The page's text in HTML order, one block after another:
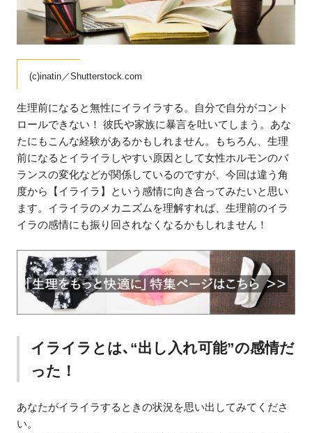
(c)inatin／Shutterstock.com
生理前になると無性にイライラする。自分で自分がコント
ロールできない！ 彼氏や家族に暴言を吐いてしまう。あな
たにもこんな経験があるかもしれません。もちろん、生理
前になるとイライラしやすい原因として女性ホルモンのバ
ランスの変化などが関係しているのですが、今回は違う角
度から【イライラ】という感情に向き合ってみたいと思い
ます。イライラのメカニズムを理解すれば、生理前のイラ
イラの感情にも振り回されなくなるかもしれません！
イライラとは､“出し入れ可能”の感情だ
った！
あなたがイライラするときの状況を思い出してみてくださ
い。